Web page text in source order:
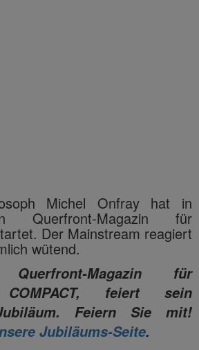
Michel Onfray hat in
Querfront-Magazin für
Der Mainstream reagiert
wütend.
Querfront-Magazin für
COMPACT, feiert sein
Feiern Sie mit!
Jubiläums-Seite.